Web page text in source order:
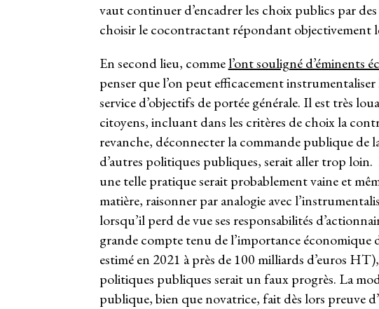
vaut continuer d’encadrer les choix publics par
choisir le cocontractant répondant objectivement
En second lieu, commel’ont souligné d’éminents
penser que l’on peut efficacement
service d’objectifs de portée générale. Il est très
citoyens, incluant dans les critères de choix la
revanche, déconnecter la commande publique de
d’autres politiques publiques, serait aller trop
une telle pratique serait probablement vaine et
matière, raisonner par analogie avec
lorsqu’il perd de vue ses responsabilités
grande compte tenu de l’importance
estimé en 2021 à près de 100 milliards d’euros
politiques publiques serait un faux progrès. La
publique, bien que novatrice, fait dès lors preuve